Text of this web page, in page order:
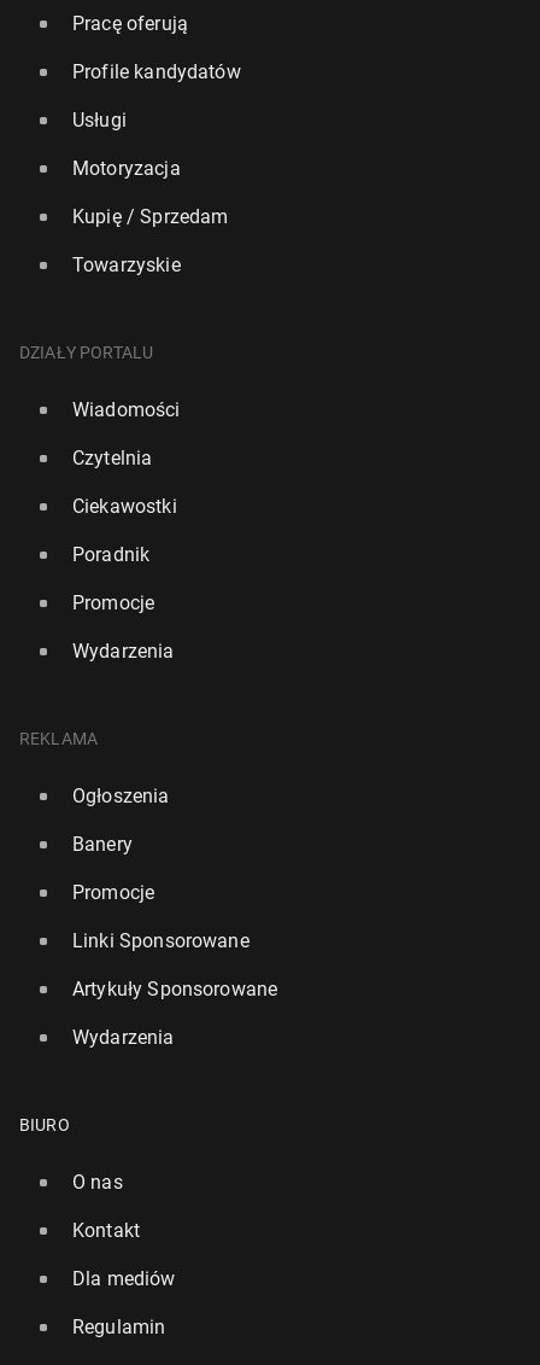
Pracę oferują
Profile kandydatów
Usługi
Motoryzacja
Kupię / Sprzedam
Towarzyskie
DZIAŁY PORTALU
Wiadomości
Czytelnia
Ciekawostki
Poradnik
Promocje
Wydarzenia
REKLAMA
Ogłoszenia
Banery
Promocje
Linki Sponsorowane
Artykuły Sponsorowane
Wydarzenia
BIURO
O nas
Kontakt
Dla mediów
Regulamin